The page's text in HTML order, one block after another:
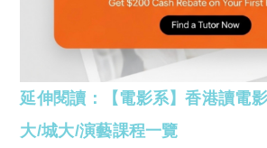
延伸閱讀：【電影系】香港讀電
大/城大/演藝課程一覽